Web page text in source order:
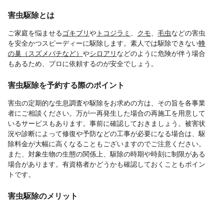
害虫駆除とは
ご家庭を悩ませるゴキブリや トコジラミ 、 クモ、 毛虫などの害虫
を安全かつスピーディーに駆除します。素人では駆除できない蜂
の巢（スズメバチなど） やシロアリ などのように危険が伴う場合
もあるため、プロに依頼するのが安全でしょう。
害虫駆除を予約する際のポイント
害虫の定期的な生息調査や駆除をお求めの方は、その旨を各事業
者にご相談ください。万が一再発生した場合の再施工を用意して
いるサービスもあります。事前に確認しておきましょう。被害状
況や診断によって修復や予防などの工事が必要になる場合は、駆
除料金が大幅に高くなることもございますのでご注意ください。
また、対象生物の生態の関係上、駆除の時期や時刻に制限がある
場合があります。有資格者かどうかも確認しておくこともポイン
トです。
害虫駆除のメリット